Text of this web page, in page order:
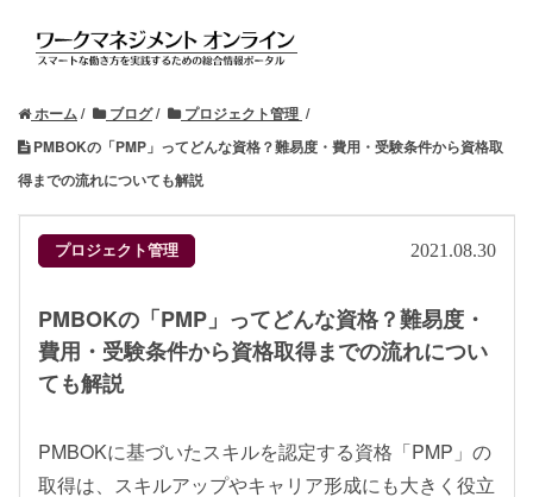
ホーム ブログ
プロジェクト管理
PMBOKの「PMP」ってどんな資格？難易度・費用・受験条件から資格取
得までの流れについても解説
プロジェクト管理 2021.08.30
PMBOKの「PMP」ってどんな資格？難易度・
費用・受験条件から資格取得までの流れについ
ても解説
PMBOKに基づいたスキルを認定する資格「PMP」の
取得は、スキルアップやキャリア形成にも大きく役立